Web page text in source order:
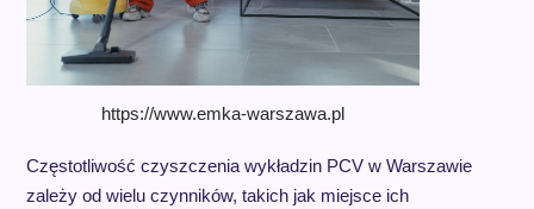
https://www.emka-warszawa.pl
Częstotliwość czyszczenia wykładzin PCV w Warszawie
zależy od wielu czynników, takich jak miejsce ich